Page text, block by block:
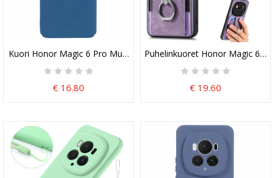
Kuori Honor Magic 6 Pro Muovia
€ 16.80
Puhelinkuoret Honor Magic 6
€ 19.60